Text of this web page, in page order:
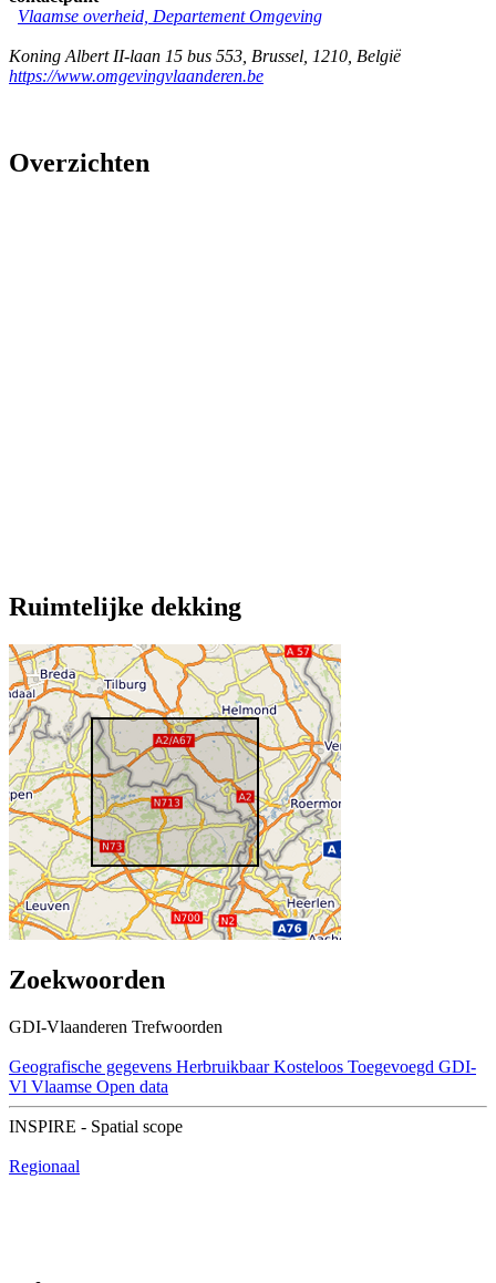
Vlaamse overheid, Departement Omgeving
Koning Albert II-laan 15 bus 553 Brussel 1210 België
https://www.omgevingvlaanderen.be
Overzichten
Ruimtelijke dekking
Zoekwoorden
GDI-Vlaanderen Trefwoorden
Geografische gegevens Herbruikbaar Kosteloos Toegevoegd GDI-
Vl Vlaamse Open data
INSPIRE - Spatial scope
Regionaal